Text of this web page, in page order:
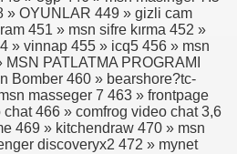
» OYUNLAR 449 » gizli cam
451 » msn sifre kırma 452 »
» vinnap 455 » icq5 456 » msn
PATLATMA PROGRAMI
Bomber 460 » bearshore?tc-
masseger 7 463 » frontpage
466 » comfrog video chat 3,6
469 » kitchendraw 470 » msn
discoveryx2 472 » mynet